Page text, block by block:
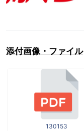
添付画像・ファイル
130153